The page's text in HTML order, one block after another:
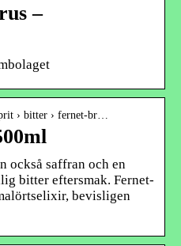
–
› bitter › fernet-br…
också saffran och en
bitter eftersmak. Fernet-
bevisligen